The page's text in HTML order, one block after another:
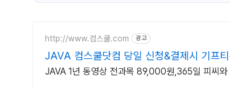
http://www.컴스쿨.com 광고
JAVA 컴스쿨닷컴 당일 신청&결제시 기프
JAVA 1년 동영상 전과목 89,000원,365일 피씨와